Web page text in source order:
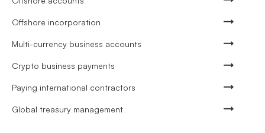
Offshore incorporation
Multi-currency business accounts
Crypto business payments
Paying international contractors
Global treasury management